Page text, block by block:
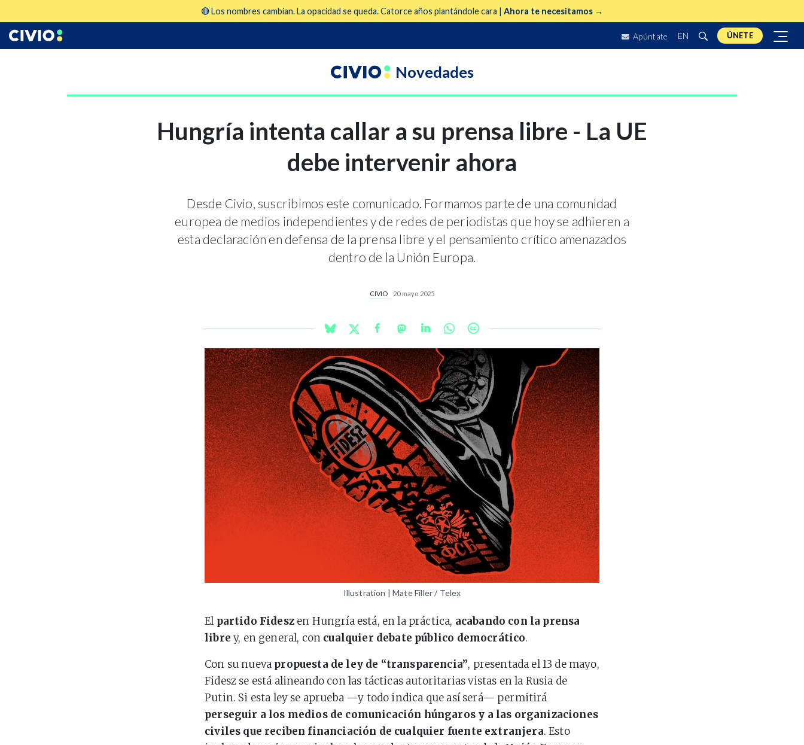
🔴 Los nombres cambian. La opacidad se queda. Catorce años plantándole cara | Ahora te necesitamos →
Apúntate EN ÚNETE
Novedades
Hungría intenta callar a su prensa libre - La UE
debe intervenir ahora
Desde Civio, suscribimos este comunicado. Formamos parte de una comunidad
europea de medios independientes y de redes de periodistas que hoy se adhieren a
esta declaración en defensa de la prensa libre y el pensamiento crítico amenazados
dentro de la Unión Europa.
CIVIO 20 mayo 2025
Illustration | Mate Filler / Telex
El partido Fideszen Hungría está, en la práctica, acabando con la prensa
libre y, en general, con cualquier debate público democrático.
Con su nueva propuesta de ley de “transparencia”, presentada el 13 de mayo,
Fidesz se está alineando con las tácticas autoritarias vistas en la Rusia de
Putin. Si esta ley se aprueba —y todo indica que así será— permitirá
perseguir a los medios de comunicación húngaros y a las organizaciones
civiles que reciben financiación de cualquier fuente extranjera. Esto